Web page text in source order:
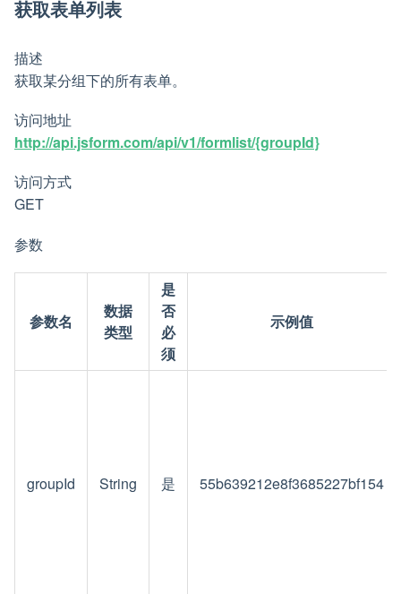
获取表单列表
描述
获取某分组下的所有表单。
访问地址
http://api.jsform.com/api/v1/formlist/{groupId}
访问方式
GET
参数
参数名
数据
类型
是
否
必
须
示例值
groupId String 是 55b639212e8f3685227bf154